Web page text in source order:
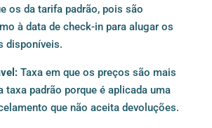
os da tarifa padrão, pois são
à data de check-in para alugar os
disponíveis.
Taxa em que os preços são mais
taxa padrão porque é aplicada uma
que não aceita devoluções.